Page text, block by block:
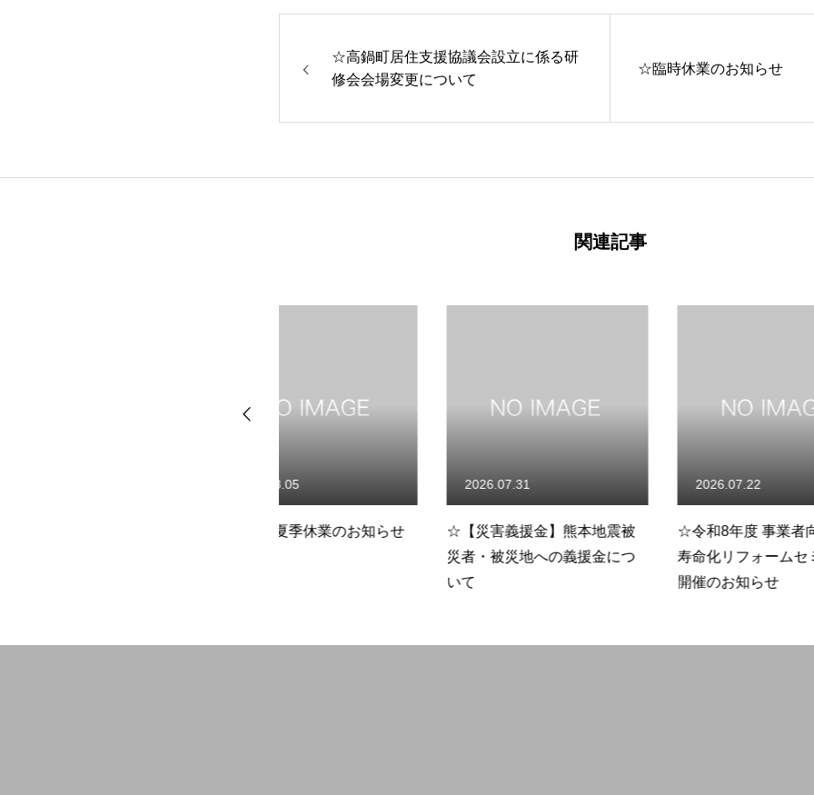
☆高鍋町居住支援協議会設立に係る研
修会会場変更について
☆臨時休業のお知らせ
関連記事
☆【災害義援金】熊本地震被
災者・被災地への義援金につ
2026.07.31
☆令和8年度 事業者向け 「長
寿命化リフォームセミナー」
☆リスク評
査について